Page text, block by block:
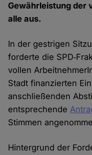
Gewährleistung der
alle aus.
In der gestrigen
forderte die
vollen
Stadt finanzierten
anschließenden
entsprechende
Stimmen
Hintergrund der